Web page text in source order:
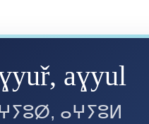
aɣyul
ⴰⵖⵢⵓⵍ